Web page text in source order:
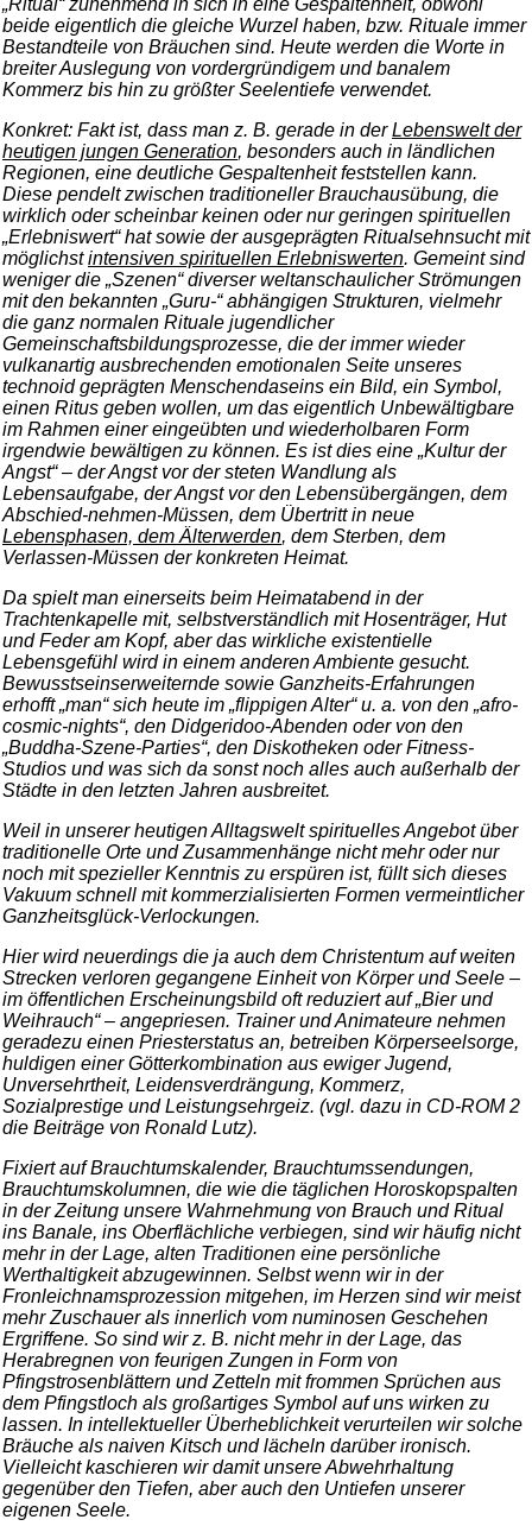
„Ritual“ zunehmend in sich in eine Gespaltenheit, obwohl
beide eigentlich die gleiche Wurzel haben, bzw. Rituale immer
Bestandteile von Bräuchen sind. Heute werden die Worte in
breiter Auslegung von vordergründigem und banalem
Kommerz bis hin zu größter Seelentiefe verwendet.
Konkret: Fakt ist, dass man z. B. gerade in derLebenswelt der
heutigen jungen Generation, besonders auch in ländlichen
Regionen, eine deutliche Gespaltenheit feststellen kann.
Diese pendelt zwischen traditioneller Brauchausübung, die
wirklich oder scheinbar keinen oder nur geringen spirituellen
„Erlebniswert“ hat sowie der ausgeprägten Ritualsehnsucht mit
möglichstintensiven spirituellen Erlebniswerten. Gemeint sind
weniger die „Szenen“ diverser weltanschaulicher Strömungen
mit den bekannten „Guru-“ abhängigen Strukturen, vielmehr
die ganz normalen Rituale jugendlicher
Gemeinschaftsbildungsprozesse, die der immer wieder
vulkanartig ausbrechenden emotionalen Seite unseres
technoid geprägten Menschendaseins ein Bild, ein Symbol,
einen Ritus geben wollen, um das eigentlich Unbewältigbare
im Rahmen einer eingeübten und wiederholbaren Form
irgendwie bewältigen zu können. Es ist dies eine „Kultur der
Angst“ – der Angst vor der steten Wandlung als
Lebensaufgabe, der Angst vor den Lebensübergängen, dem
Abschied-nehmen-Müssen, dem Übertritt in neue
Lebensphasen, dem Älterwerden, dem Sterben, dem
Verlassen-Müssen der konkreten Heimat.
Da spielt man einerseits beim Heimatabend in der
Trachtenkapelle mit, selbstverständlich mit Hosenträger, Hut
und Feder am Kopf, aber das wirkliche existentielle
Lebensgefühl wird in einem anderen Ambiente gesucht.
Bewusstseinserweiternde sowie Ganzheits-Erfahrungen
erhofft „man“ sich heute im „flippigen Alter“ u. a. von den „afro-
cosmic-nights“, den Didgeridoo-Abenden oder von den
„Buddha-Szene-Parties“, den Diskotheken oder Fitness-
Studios und was sich da sonst noch alles auch außerhalb der
Städte in den letzten Jahren ausbreitet.
Weil in unserer heutigen Alltagswelt spirituelles Angebot über
traditionelle Orte und Zusammenhänge nicht mehr oder nur
noch mit spezieller Kenntnis zu erspüren ist, füllt sich dieses
Vakuum schnell mit kommerzialisierten Formen vermeintlicher
Ganzheitsglück-Verlockungen.
Hier wird neuerdings die ja auch dem Christentum auf weiten
Strecken verloren gegangene Einheit von Körper und Seele –
im öffentlichen Erscheinungsbild oft reduziert auf „Bier und
Weihrauch“ – angepriesen. Trainer und Animateure nehmen
geradezu einen Priesterstatus an, betreiben Körperseelsorge,
huldigen einer Götterkombination aus ewiger Jugend,
Unversehrtheit, Leidensverdrängung, Kommerz,
Sozialprestige und Leistungsehrgeiz. (vgl. dazu in CD-ROM 2
die Beiträge von Ronald Lutz).
Fixiert auf Brauchtumskalender, Brauchtumssendungen,
Brauchtumskolumnen, die wie die täglichen Horoskopspalten
in der Zeitung unsere Wahrnehmung von Brauch und Ritual
ins Banale, ins Oberflächliche verbiegen, sind wir häufig nicht
mehr in der Lage, alten Traditionen eine persönliche
Werthaltigkeit abzugewinnen. Selbst wenn wir in der
Fronleichnamsprozession mitgehen, im Herzen sind wir meist
mehr Zuschauer als innerlich vom numinosen Geschehen
Ergriffene. So sind wir z. B. nicht mehr in der Lage, das
Herabregnen von feurigen Zungen in Form von
Pfingstrosenblättern und Zetteln mit frommen Sprüchen aus
dem Pfingstloch als großartiges Symbol auf uns wirken zu
lassen. In intellektueller Überheblichkeit verurteilen wir solche
Bräuche als naiven Kitsch und lächeln darüber ironisch.
Vielleicht kaschieren wir damit unsere Abwehrhaltung
gegenüber den Tiefen, aber auch den Untiefen unserer
eigenen Seele.